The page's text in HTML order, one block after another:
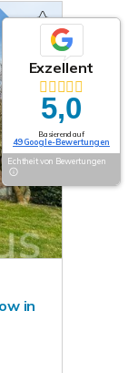
in
Exzellent
5,0
Basierend auf
49 Google-Bewertungen
Echtheit von Bewertungen